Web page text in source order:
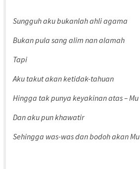
Sungguh aku bukanlah ahli agama
Bukan pula sang alim nan alamah
Tapi
Aku takut akan ketidak-tahuan
Hingga tak punya keyakinan atas – Mu
Dan aku pun khawatir
Sehingga was-was dan bodoh akan Mu